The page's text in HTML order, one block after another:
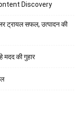
Discovery
ट्रायल सफल, उत्पादन की
मदद की गुहार